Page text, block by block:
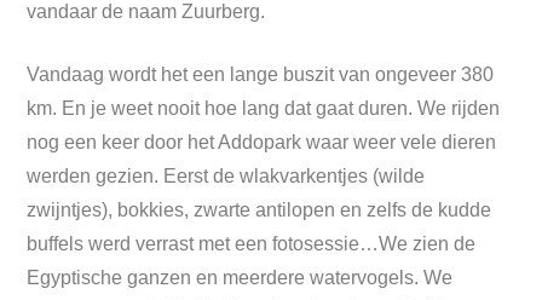
vandaar de naam Zuurberg.
Vandaag wordt het een lange buszit van ongeveer 380
km. En je weet nooit hoe lang dat gaat duren. We rijden
nog een keer door het Addopark waar weer vele dieren
werden gezien. Eerst de wlakvarkentjes (wilde
zwijntjes), bokkies, zwarte antilopen en zelfs de kudde
buffels werd verrast met een fotosessie…We zien de
Egyptische ganzen en meerdere watervogels. We